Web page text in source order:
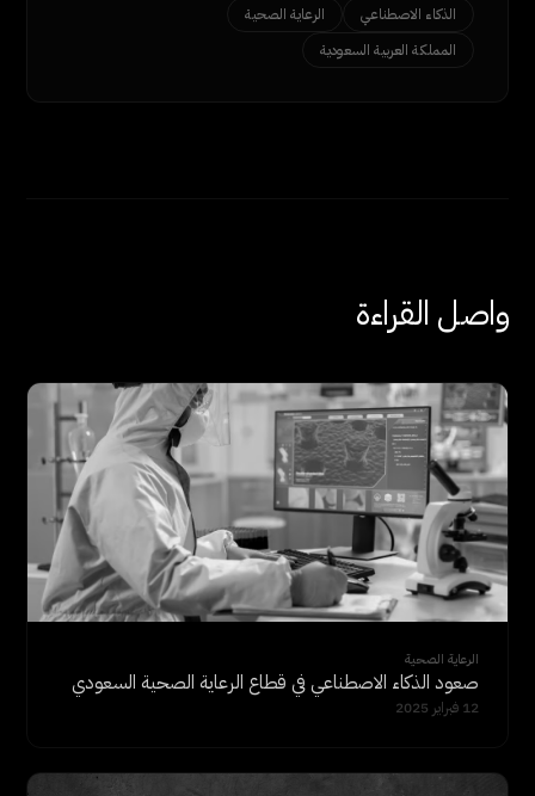
الذكاء الاصطناعي
الرعاية الصحية
المملكة العربية السعودية
واصل القراءة
الرعاية الصحية
صعود الذكاء الاصطناعي في قطاع الرعاية الصحية السعودي
12 فبراير 2025